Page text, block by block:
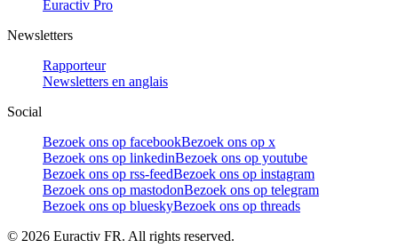
Euractiv Pro
Newsletters
Rapporteur
Newsletters en anglais
Social
Bezoek ons op facebookBezoek ons op x
Bezoek ons op linkedinBezoek ons op youtube
Bezoek ons op rss-feedBezoek ons op instagram
Bezoek ons op mastodonBezoek ons op telegram
Bezoek ons op blueskyBezoek ons op threads
© 2026 Euractiv FR. All rights reserved.